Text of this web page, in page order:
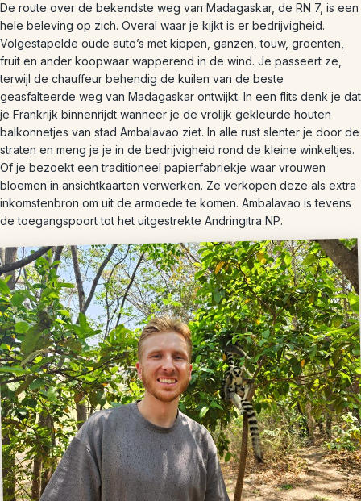
De route over de bekendste weg van Madagaskar, de RN 7, is een
hele beleving op zich. Overal waar je kijkt is er bedrijvigheid.
Volgestapelde oude auto’s met kippen, ganzen, touw, groenten,
fruit en ander koopwaar wapperend in de wind. Je passeert ze,
terwijl de chauffeur behendig de kuilen van de beste
geasfalteerde weg van Madagaskar ontwijkt. In een flits denk je dat
je Frankrijk binnenrijdt wanneer je de vrolijk gekleurde houten
balkonnetjes van stad Ambalavao ziet. In alle rust slenter je door de
straten en meng je je in de bedrijvigheid rond de kleine winkeltjes.
Of je bezoekt een traditioneel papierfabriekje waar vrouwen
bloemen in ansichtkaarten verwerken. Ze verkopen deze als extra
inkomstenbron om uit de armoede te komen. Ambalavao is tevens
de toegangspoort tot het uitgestrekte Andringitra NP.